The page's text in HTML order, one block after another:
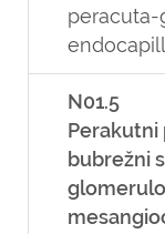
N01.5
Perakutni
bubrežni